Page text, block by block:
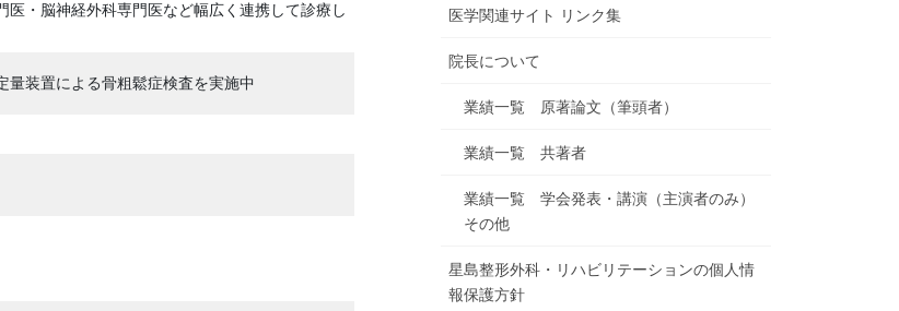
医・脳神経外科専門医など幅広く連携して診療し
量装置による骨粗鬆症検査を実施中
医学関連サイト リンク集
院長について
業績一覧 原著論文（筆頭者）
業績一覧 共著者
業績一覧 学会発表・講演（主演者のみ）
その他
星島整形外科・リハビリテーションの個人情
報保護方針